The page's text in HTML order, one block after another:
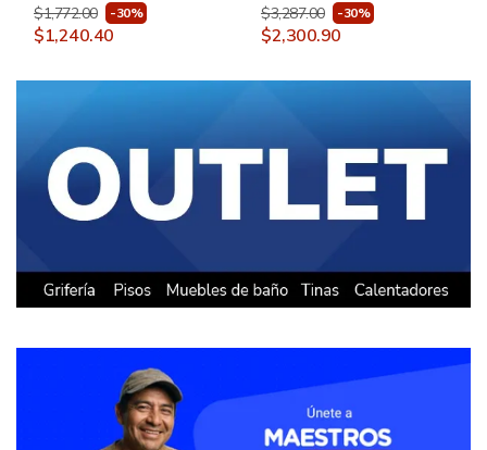
$1,772.00 -30%
$1,240.40
$3,287.00 -30%
$2,300.90